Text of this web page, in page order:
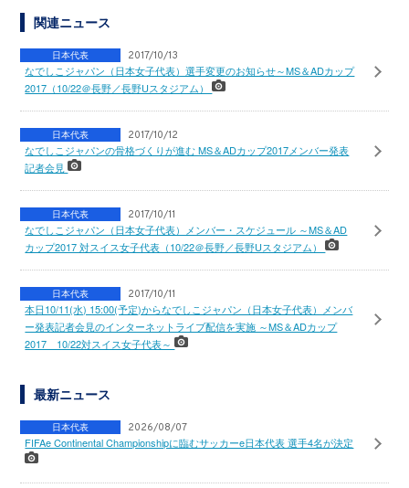
関連ニュース
日本代表 2017/10/13
なでしこジャパン（日本女子代表）選手変更のお知らせ～MS＆ADカップ
2017（10/22＠長野／長野Uスタジアム）
日本代表 2017/10/12
なでしこジャパンの骨格づくりが進む MS＆ADカップ2017メンバー発表
記者会見
日本代表 2017/10/11
なでしこジャパン（日本女子代表）メンバー・スケジュール ～MS＆AD
カップ2017 対スイス女子代表（10/22＠長野／長野Uスタジアム）
日本代表 2017/10/11
本日10/11(水) 15:00(予定)からなでしこジャパン（日本女子代表）メンバ
ー発表記者会見のインターネットライブ配信を実施 ～MS＆ADカップ
2017 10/22対スイス女子代表～
最新ニュース
日本代表 2026/08/07
FIFAe Continental Championshipに臨むサッカーe日本代表 選手4名が決定